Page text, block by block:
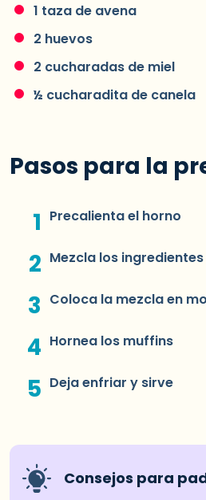
1 taza de avena
2 huevos
2 cucharadas de miel
½ cucharadita de canela
Pasos para la
Precalienta el horno
Mezcla los ingredientes
Coloca la mezcla en
Hornea los muffins
Deja enfriar y sirve
Consejos para